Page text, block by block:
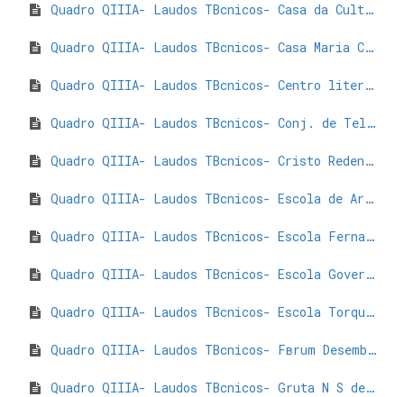
Quadro QIIIA- Laudos TВcnicos- Casa da Cultura - Parа de Minas Exercбcio 2023.pdf
Quadro QIIIA- Laudos TВcnicos- Casa Maria Capanema- Parа de Minas Exercбcio 2023.pdf
Quadro QIIIA- Laudos TВcnicos- Centro literаrio Pedro Nestor- Parа de Minas Exercбcio 2023.pdf
Quadro QIIIA- Laudos TВcnicos- Conj. de Telas da Antiga Matriz- Parа de Minas Exercбcio 2023.pdf
Quadro QIIIA- Laudos TВcnicos- Cristo Redentor- Parа de Minas Exercбcio 2023.pdf
Quadro QIIIA- Laudos TВcnicos- Escola de Artes Raimundo Nogueira Sica- Parа de Minas Exercбcio 2023.pdf
Quadro QIIIA- Laudos TВcnicos- Escola Fernando Otаvio- Parа de Minas Exercбcio 2023.pdf
Quadro QIIIA- Laudos TВcnicos- Escola Governador Valadares- Parа de Minas Exercбcio 2023.pdf
Quadro QIIIA- Laudos TВcnicos- Escola Torquato de Almeida- Parа de Minas Exercбcio 2023.pdf
Quadro QIIIA- Laudos TВcnicos- Fвrum Desembargador Pedro Nestor- Parа de Minas Exercбcio 2023.pdf
Quadro QIIIA- Laudos TВcnicos- Gruta N S de Lourdes- Parа de Minas Exercбcio 2023.pdf